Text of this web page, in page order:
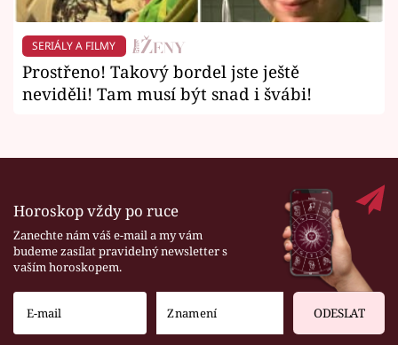
SERIÁLY A FILMY
Prostřeno! Takový bordel jste ještě
neviděli! Tam musí být snad i švábi!
Horoskop vždy po ruce
Zanechte nám váš e-mail a my vám
budeme zasílat pravidelný newsletter s
vaším horoskopem.
ODESLAT